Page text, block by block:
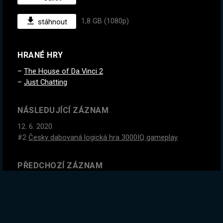
stáhnout 1,8 GB (1080p)
HRANÉ HRY
The House of Da Vinci 2
Just Chatting
NÁSLEDUJÍCÍ ZÁZNAM
12. 6. 2020
#2 Česky dabovaná logická hra 3000IQ gameplay
PŘEDCHOZÍ ZÁZNAM